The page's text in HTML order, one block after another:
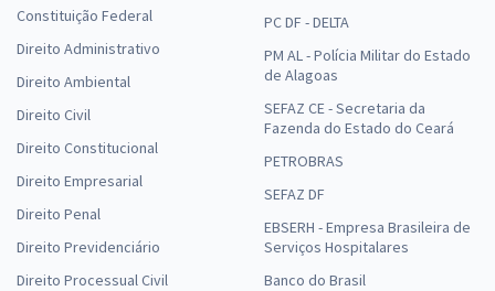
Constituição Federal
Direito Administrativo
Direito Ambiental
Direito Civil
Direito Constitucional
Direito Empresarial
Direito Penal
Direito Previdenciário
Direito Processual Civil
PC DF - DELTA
PM AL - Polícia Militar do Estado
de Alagoas
SEFAZ CE - Secretaria da
Fazenda do Estado do Ceará
PETROBRAS
SEFAZ DF
EBSERH - Empresa Brasileira de
Serviços Hospitalares
Banco do Brasil